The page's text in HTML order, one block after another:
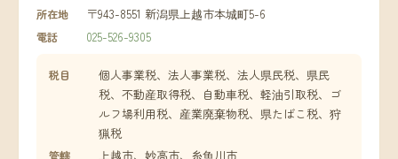
所在地 〒943-8551 新潟県上越市本城町5-6
電話 025-526-9305
税目
個人事業税、法人事業税、法人県民税、県民
税、不動産取得税、自動車税、軽油引取税、ゴ
ルフ場利用税、産業廃棄物税、県たばこ税、狩
猟税
管轄 上越市、妙高市、糸魚川市